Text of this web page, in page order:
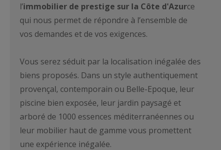
l’immobilier de prestige sur la Côte d'Azurce
qui nous permet de répondre à l’ensemble de
vos demandes et de vos exigences.
Vous serez séduit par la localisation inégalée des
biens proposés. Dans un style authentiquement
provençal, contemporain ou Belle-Epoque, leur
piscine bien exposée, leur jardin paysagé et
arboré de 1000 essences méditerranéennes ou
leur mobilier haut de gamme vous promettent
une expérience inégalée.